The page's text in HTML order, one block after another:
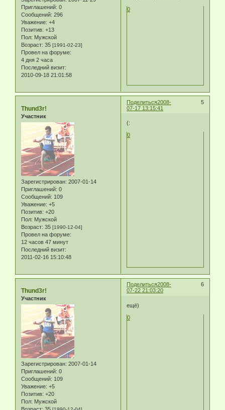
Приглашений: 0
Сообщений: 296
Уважение: +4
Позитив: +13
Пол: Мужской
Возраст: 35 [1991-02-23]
Провел на форуме:
4 дня 2 часа
Последний визит:
2010-09-18 21:01:58
0
Поделиться 5
2008-
07-17 13:15:41
Thund3r!
Участник
Зарегистрирован: 2007-01-14
Приглашений: 0
Сообщений: 109
Уважение: +5
Позитив: +20
Пол: Мужской
Возраст: 35 [1990-12-04]
Провел на форуме:
12 часов 47 минут
Последний визит:
2011-02-16 15:10:48
(:
0
Поделиться 6
2008-
07-22 21:03:20
Thund3r!
Участник
Зарегистрирован: 2007-01-14
Приглашений: 0
Сообщений: 109
Уважение: +5
Позитив: +20
Пол: Мужской
ещё)
0